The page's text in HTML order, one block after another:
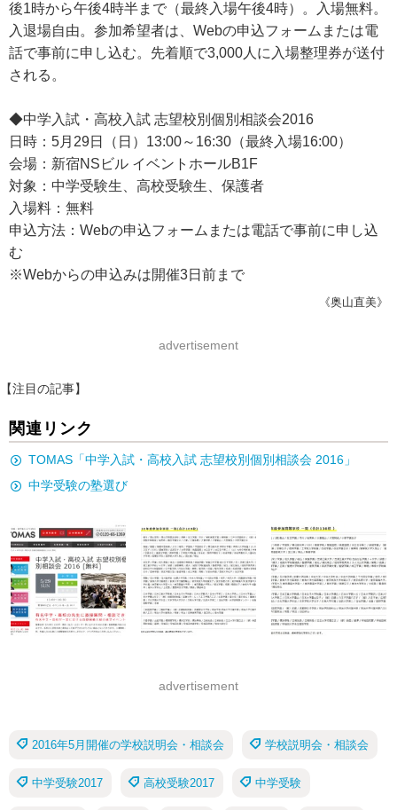
後1時から午後4時半まで（最終入場午後4時）。入場無料。
入退場自由。参加希望者は、Webの申込フォームまたは電
話で事前に申し込む。先着順で3,000人に入場整理券が送付
される。
◆中学入試・高校入試 志望校別個別相談会2016
日時：5月29日（日）13:00～16:30（最終入場16:00）
会場：新宿NSビル イベントホールB1F
対象：中学受験生、高校受験生、保護者
入場料：無料
申込方法：Webの申込フォームまたは電話で事前に申し込
む
※Webからの申込みは開催3日前まで
《奥山直美》
advertisement
【注目の記事】
関連リンク
TOMAS「中学入試・高校入試 志望校別個別相談会 2016」
中学受験の塾選び
advertisement
2016年5月開催の学校説明会・相談会 学校説明会・相談会
中学受験2017 高校受験2017 中学受験